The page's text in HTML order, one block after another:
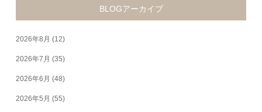
BLOGアーカイブ
2026年8月 (12)
2026年7月 (35)
2026年6月 (48)
2026年5月 (55)